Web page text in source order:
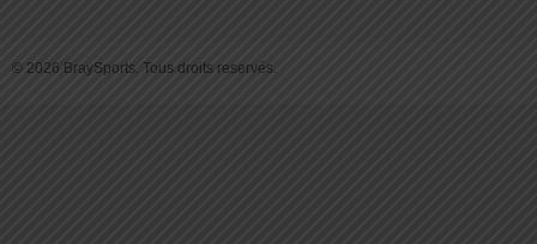
© 2026 BraySports. Tous droits reservés.